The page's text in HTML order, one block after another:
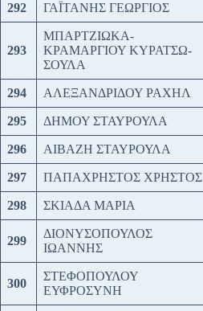
292 ΓΑΪΤΑΝΗΣ ΓΕΩΡΓΙΟΣ
293
ΜΠΑΡΤΖΙΩΚΑ-
ΚΡΑΜΑΡΓΙΟΥ ΚΥΡΑΤΣΩ-
ΣΟΥΛΑ
294 ΑΛΕΞΑΝΔΡΙΔΟΥ ΡΑΧΗΛ
295 ΔΗΜΟΥ ΣΤΑΥΡΟΥΛΑ
296 ΑΙΒΑΖΗ ΣΤΑΥΡΟΥΛΑ
297 ΠΑΠΑΧΡΗΣΤΟΣ ΧΡΗΣΤΟΣ
298 ΣΚΙΑΔΑ ΜΑΡΙΑ
299
ΔΙΟΝΥΣΟΠΟΥΛΟΣ
ΙΩΑΝΝΗΣ
300
ΣΤΕΦΟΠΟΥΛΟΥ
ΕΥΦΡΟΣΥΝΗ